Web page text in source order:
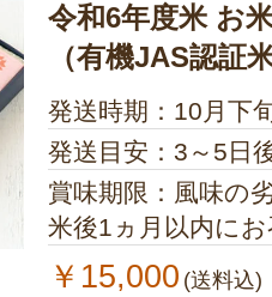
令和6年度米 お
（有機JAS認証
発送時期：10月下
発送目安：3～5日
賞味期限：風味の
米後1ヵ月以内に
￥15,000 (送料込)